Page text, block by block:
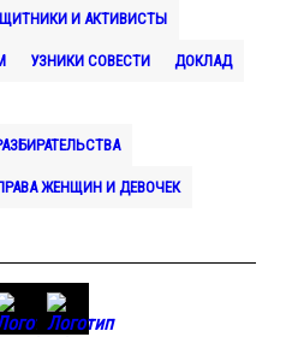
И АКТИВИСТЫ
УЗНИКИ СОВЕСТИ ДОКЛАД
ЖЕНЩИН И ДЕВОЧЕК